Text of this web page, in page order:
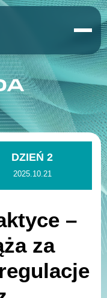
DZIEŃ 2
2025.10.21
–
za